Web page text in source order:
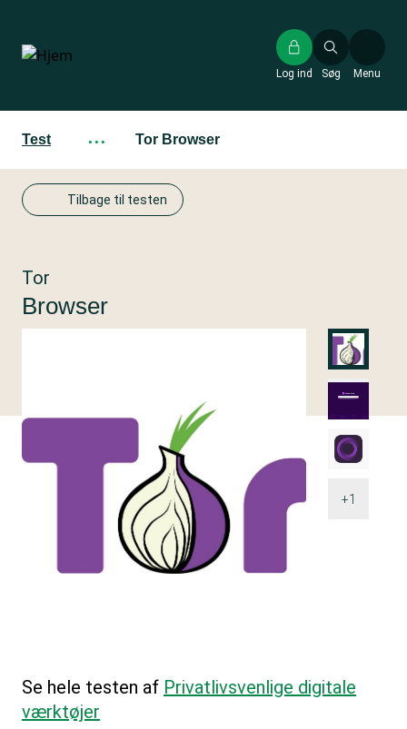
hovedindhold
Søg
Log ind Menu
Test ··· Tor Browser
Tilbage til testen
+1
Tor
Browser
Se hele testen af Privatlivsvenlige digitale
værktøjer